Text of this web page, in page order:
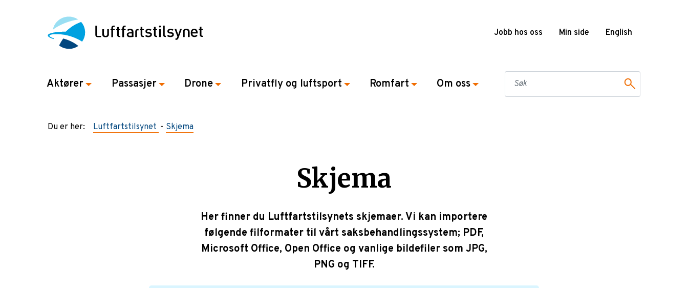
Jobb hos oss Min side English
Aktører Passasjer Drone Privatfly og luftsport Romfart Om oss
Du er her: Luftfartstilsynet Skjema
Skjema
Her finner du Luftfartstilsynets skjemaer. Vi kan importere
følgende filformater til vårt saksbehandlingssystem; PDF,
Microsoft Office, Open Office og vanlige bildefiler som JPG,
PNG og TIFF.